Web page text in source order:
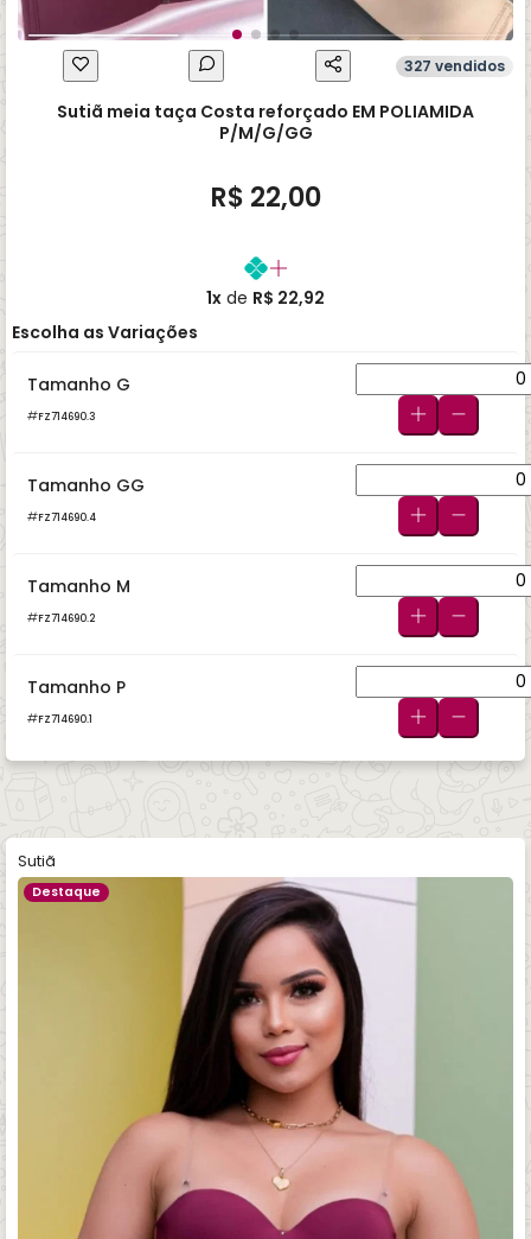
327 vendidos
Sutiã meia taça Costa reforçado EM POLIAMIDA
P/M/G/GG
R$ 22,00
1x de R$ 22,92
Escolha as Variações
Tamanho G
FZ714690.3
Tamanho GG
FZ714690.4
Tamanho M
FZ714690.2
Tamanho P
FZ714690.1
Sutiã
Destaque